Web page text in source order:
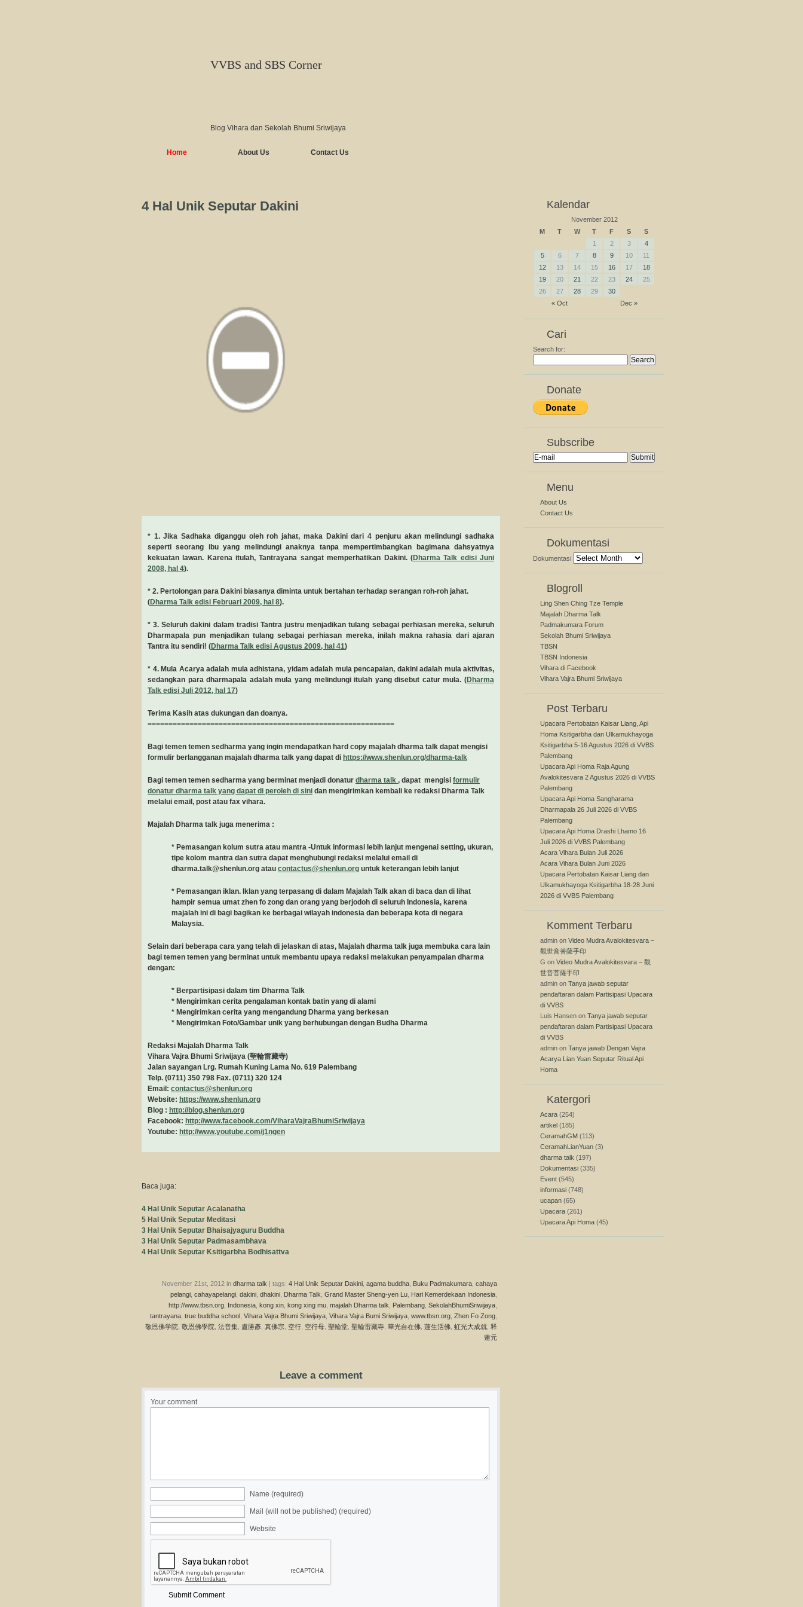
VVBS and SBS Corner
Blog Vihara dan Sekolah Bhumi Sriwijaya
Home About Us Contact Us
4 Hal Unik Seputar Dakini
* 1. Jika Sadhaka diganggu oleh roh jahat, maka Dakini dari 4 penjuru akan melindungi sadhaka
seperti seorang ibu yang melindungi anaknya tanpa mempertimbangkan bagimana dahsyatnya
kekuatan lawan. Karena itulah, Tantrayana sangat memperhatikan Dakini. (Dharma Talk edisi Juni
2008, hal 4).
* 2. Pertolongan para Dakini biasanya diminta untuk bertahan terhadap serangan roh-roh jahat.
(Dharma Talk edisi Februari 2009, hal 8).
* 3. Seluruh dakini dalam tradisi Tantra justru menjadikan tulang sebagai perhiasan mereka, seluruh
Dharmapala pun menjadikan tulang sebagai perhiasan mereka, inilah makna rahasia dari ajaran
Tantra itu sendiri! (Dharma Talk edisi Agustus 2009, hal 41)
* 4. Mula Acarya adalah mula adhistana, yidam adalah mula pencapaian, dakini adalah mula aktivitas,
sedangkan para dharmapala adalah mula yang melindungi itulah yang disebut catur mula. (Dharma
Talk edisi Juli 2012, hal 17)
Terima Kasih atas dukungan dan doanya.
===========================================================
Bagi temen temen sedharma yang ingin mendapatkan hard copy majalah dharma talk dapat mengisi
formulir berlangganan majalah dharma talk yang dapat di https://www.shenlun.org/dharma-talk
Bagi temen temen sedharma yang berminat menjadi donatur dharma talk , dapat mengisi formulir
donatur dharma talk yang dapat di peroleh di sini dan mengirimkan kembali ke redaksi Dharma Talk
melalui email, post atau fax vihara.
Majalah Dharma talk juga menerima :
* Pemasangan kolum sutra atau mantra -Untuk informasi lebih lanjut mengenai setting, ukuran,
tipe kolom mantra dan sutra dapat menghubungi redaksi melalui email di
dharma.talk@shenlun.org atau contactus@shenlun.org untuk keterangan lebih lanjut
* Pemasangan iklan. Iklan yang terpasang di dalam Majalah Talk akan di baca dan di lihat
hampir semua umat zhen fo zong dan orang yang berjodoh di seluruh Indonesia, karena
majalah ini di bagi bagikan ke berbagai wilayah indonesia dan beberapa kota di negara
Malaysia.
Selain dari beberapa cara yang telah di jelaskan di atas, Majalah dharma talk juga membuka cara lain
bagi temen temen yang berminat untuk membantu upaya redaksi melakukan penyampaian dharma
dengan:
* Berpartisipasi dalam tim Dharma Talk
* Mengirimkan cerita pengalaman kontak batin yang di alami
* Mengirimkan cerita yang mengandung Dharma yang berkesan
* Mengirimkan Foto/Gambar unik yang berhubungan dengan Budha Dharma
Redaksi Majalah Dharma Talk
Vihara Vajra Bhumi Sriwijaya (聖輪雷藏寺)
Jalan sayangan Lrg. Rumah Kuning Lama No. 619 Palembang
Telp. (0711) 350 798 Fax. (0711) 320 124
Email: contactus@shenlun.org
Website: https://www.shenlun.org
Blog : http://blog.shenlun.org
Facebook: http://www.facebook.com/ViharaVajraBhumiSriwijaya
Youtube: http://www.youtube.com/j1ngen
Baca juga:
4 Hal Unik Seputar Acalanatha
5 Hal Unik Seputar Meditasi
3 Hal Unik Seputar Bhaisajyaguru Buddha
3 Hal Unik Seputar Padmasambhava
4 Hal Unik Seputar Ksitigarbha Bodhisattva
November 21st, 2012 in dharma talk | tags: 4 Hal Unik Seputar Dakini agama buddha Buku Padmakumara cahaya
pelangi cahayapelangi dakini dhakini Dharma Talk Grand Master Sheng-yen Lu Hari Kemerdekaan Indonesia
http://www.tbsn.org Indonesia kong xin kong xing mu majalah Dharma talk Palembang SekolahBhumiSriwijaya
tantrayana true buddha school Vihara Vajra Bhumi Sriwijaya Vihara Vajra Bumi Sriwijaya www.tbsn.org Zhen Fo Zong
敬恩佛学院 敬恩佛學院 法音集 盧勝彥 真佛宗 空行 空行母 聖輪堂 聖輪雷藏寺 華光自在佛 蓮生活佛 虹光大成就 释
蓮元
Leave a comment
Your comment
Name (required)
Mail (will not be published) (required)
Website
Kalendar
November 2012
M
T W T F S S
« Oct Dec »
1 2 3
4
5
6 7 8 9 10
11
12
13 14 15 16 17
18
19
20 21 22 23 24
25
26
27 28 29 30
Cari
Search for:
Donate
Subscribe
Menu
About Us
Contact Us
Dokumentasi
Dokumentasi
Blogroll
Ling Shen Ching Tze Temple
Majalah Dharma Talk
Padmakumara Forum
Sekolah Bhumi Sriwijaya
TBSN
TBSN Indonesia
Vihara di Facebook
Vihara Vajra Bhumi Sriwijaya
Post Terbaru
Upacara Pertobatan Kaisar Liang, Api
Homa Ksitigarbha dan Ulkamukhayoga
Ksitigarbha 5-16 Agustus 2026 di VVBS
Palembang
Upacara Api Homa Raja Agung
Avalokitesvara 2 Agustus 2026 di VVBS
Palembang
Upacara Api Homa Sangharama
Dharmapala 26 Juli 2026 di VVBS
Palembang
Upacara Api Homa Drashi Lhamo 16
Juli 2026 di VVBS Palembang
Acara Vihara Bulan Juli 2026
Acara Vihara Bulan Juni 2026
Upacara Pertobatan Kaisar Liang dan
Ulkamukhayoga Ksitigarbha 18-28 Juni
2026 di VVBS Palembang
Komment Terbaru
admin on Video Mudra Avalokitesvara –
觀世音菩薩手印
G on Video Mudra Avalokitesvara – 觀
世音菩薩手印
admin on Tanya jawab seputar
pendaftaran dalam Partisipasi Upacara
di VVBS
Luis Hansen on Tanya jawab seputar
pendaftaran dalam Partisipasi Upacara
di VVBS
admin on Tanya jawab Dengan Vajra
Acarya Lian Yuan Seputar Ritual Api
Homa
Katergori
Acara (254)
artikel (185)
CeramahGM (113)
CeramahLianYuan (3)
dharma talk (197)
Dokumentasi (335)
Event (545)
informasi (748)
ucapan (65)
Upacara (261)
Upacara Api Homa (45)